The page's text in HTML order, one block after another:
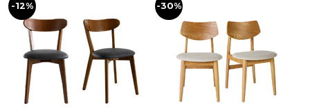
-12% -30%